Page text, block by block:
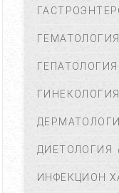
ЧАП
БОШ
ГЕМАТОЛОГИЯ
ГЕПАТОЛОГИЯ
ГИНЕКОЛОГИЯ
ДИЕТОЛОГИЯ
ИНФЕКЦИОН